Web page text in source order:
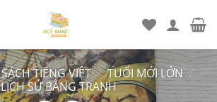
SÁCH TIẾNG VIỆT / TUỔI MỚI LỚN /
LỊCH SỬ BẰNG TRANH